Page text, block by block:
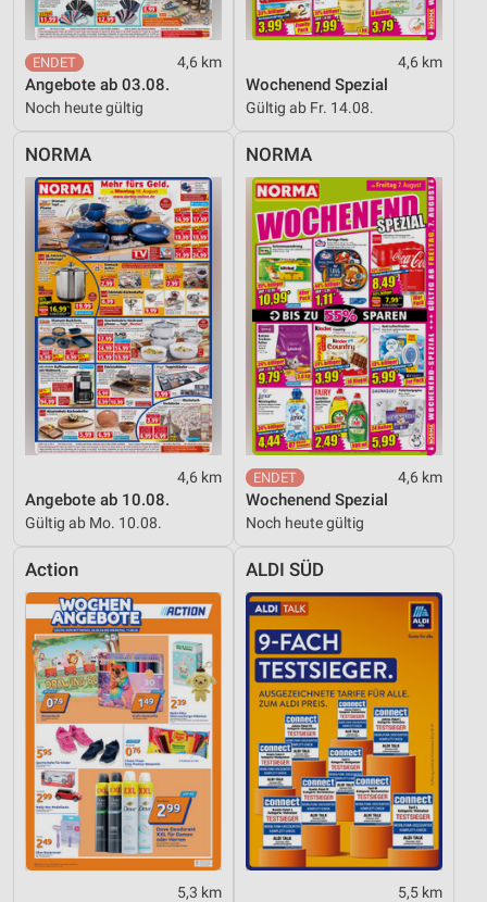
4,6 km
Angebote ab 03.08.
Noch heute gültig
4,6 km
Wochenend Spezial
Gültig ab Fr. 14.08.
NORMA
4,6 km
Angebote ab 10.08.
Gültig ab Mo. 10.08.
NORMA
4,6 km
Wochenend Spezial
Noch heute gültig
Action
5,3 km
ALDI SÜD
5,5 km